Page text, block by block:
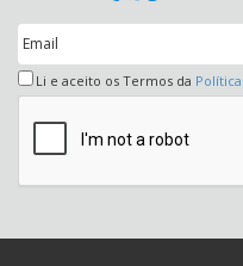
Li e aceito os Termos da